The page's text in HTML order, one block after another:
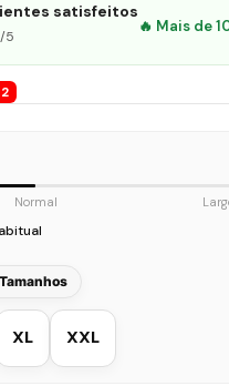
satisfeitos
5
🔥 Mais de
Normal
XL XXL